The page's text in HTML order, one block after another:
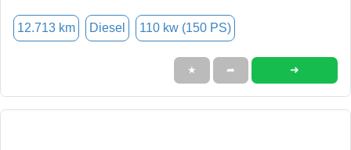
12.713 km Diesel 110 kw (150 PS)
★ ➦ ➜